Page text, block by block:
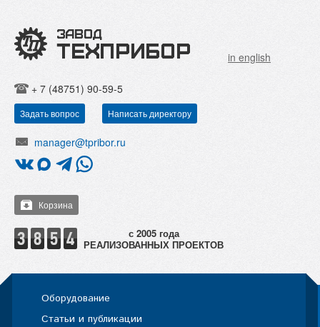
in english
+ 7 (48751) 90-59-5
Задать вопрос Написать директору
manager@tpribor.ru
Корзина
РЕАЛИЗОВАННЫХ ПРОЕКТОВ
Оборудование
Статьи и публикации